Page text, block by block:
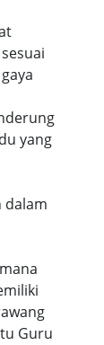
yang
dalam
Guru